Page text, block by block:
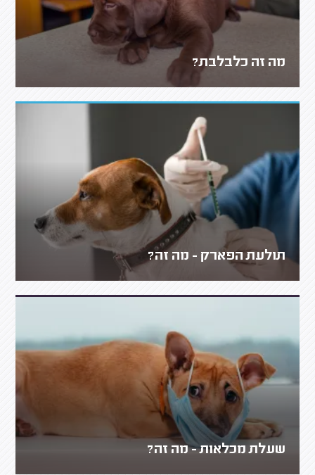
מה זה כלבלבת?
תולעת הפארק - מה זה?
שעלת מכלאות - מה זה?